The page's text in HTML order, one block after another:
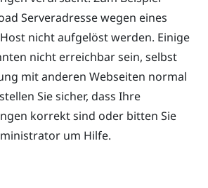
Serveradresse wegen eines
nicht aufgelöst werden. Einige
nicht erreichbar sein, selbst
mit anderen Webseiten normal
Sie sicher, dass Ihre
korrekt sind oder bitten Sie
um Hilfe.